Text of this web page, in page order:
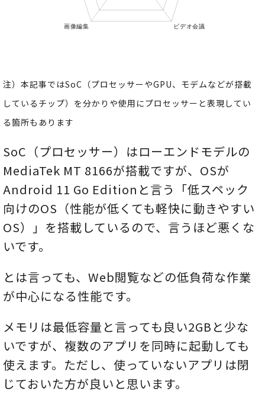
注）本記事ではSoC（プロセッサーやGPU、モデムなどが搭載
しているチップ）を分かりや使用にプロセッサーと表現してい
る箇所もあります
SoC（プロセッサー）はローエンドモデルの
MediaTek MT 8166が搭載ですが、OSが
Android 11 Go Editionと言う「低スペック
向けのOS（性能が低くても軽快に動きやすい
OS）」を搭載しているので、言うほど悪くな
いです。
とは言っても、Web閲覧などの低負荷な作業
が中心になる性能です。
メモリは最低容量と言っても良い2GBと少な
いですが、複数のアプリを同時に起動しても
使えます。ただし、使っていないアプリは閉
じておいた方が良いと思います。